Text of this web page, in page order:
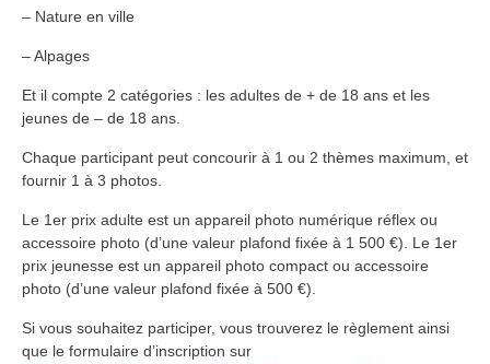
– Nature en ville
– Alpages
Et il compte 2 catégories : les adultes de + de 18 ans et les
jeunes de – de 18 ans.
Chaque participant peut concourir à 1 ou 2 thèmes maximum, et
fournir 1 à 3 photos.
Le 1er prix adulte est un appareil photo numérique réflex ou
accessoire photo (d’une valeur plafond fixée à 1 500 €). Le 1er
prix jeunesse est un appareil photo compact ou accessoire
photo (d’une valeur plafond fixée à 500 €).
Si vous souhaitez participer, vous trouverez le règlement ainsi
que le formulaire d’inscription sur